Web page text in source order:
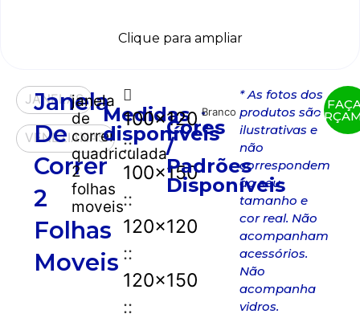
Clique para ampliar
JANELAS
VENEZIANAS
Janela
De
Correr
2
Folhas
Moveis
janela
de
correr
quadriculada
2
folhas
moveis
Medidas
disponíveis
100x120
::
100x150
::
120x120
::
120x150
::
Cores
/
Padrões
Disponíveis
Branco
* As fotos dos
produtos são
ilustrativas e
não
correspondem
ao seu
tamanho e
cor real. Não
acompanham
acessórios.
Não
acompanha
vidros.